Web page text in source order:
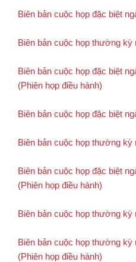
Biên bản cuộc họp đặc biệt
Biên bản cuộc họp thường kỳ
Biên bản cuộc họp đặc biệt
(Phiên họp điều hành)
Biên bản cuộc họp đặc biệt
Biên bản cuộc họp thường kỳ
Biên bản cuộc họp đặc biệt
(Phiên họp điều hành)
Biên bản cuộc họp thường kỳ
Biên bản cuộc họp thường kỳ
(Phiên họp điều hành)